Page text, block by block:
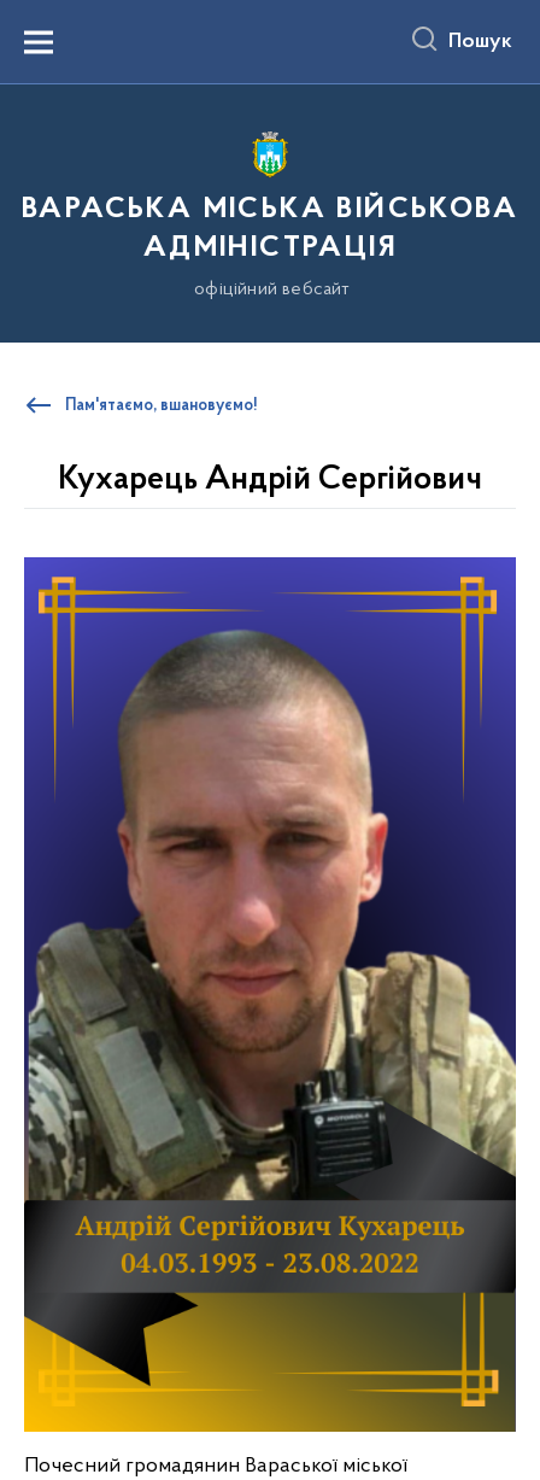
вмістуMenu Пошук
ВАРАСЬКА МІСЬКА ВІЙСЬКОВА
АДМІНІСТРАЦІЯ
офіційний вебсайт
Пам'ятаємо, вшановуємо!
Кухарець Андрій Сергійович
Почесний громадянин Вараської міської